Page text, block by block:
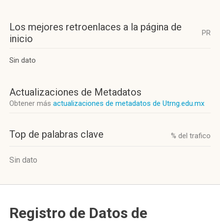
Los mejores retroenlaces a la página de
inicio
PR
Sin dato
Actualizaciones de Metadatos
Obtener más actualizaciones de metadatos de Utrng.edu.mx
Top de palabras clave % del trafico
Sin dato
Registro de Datos de